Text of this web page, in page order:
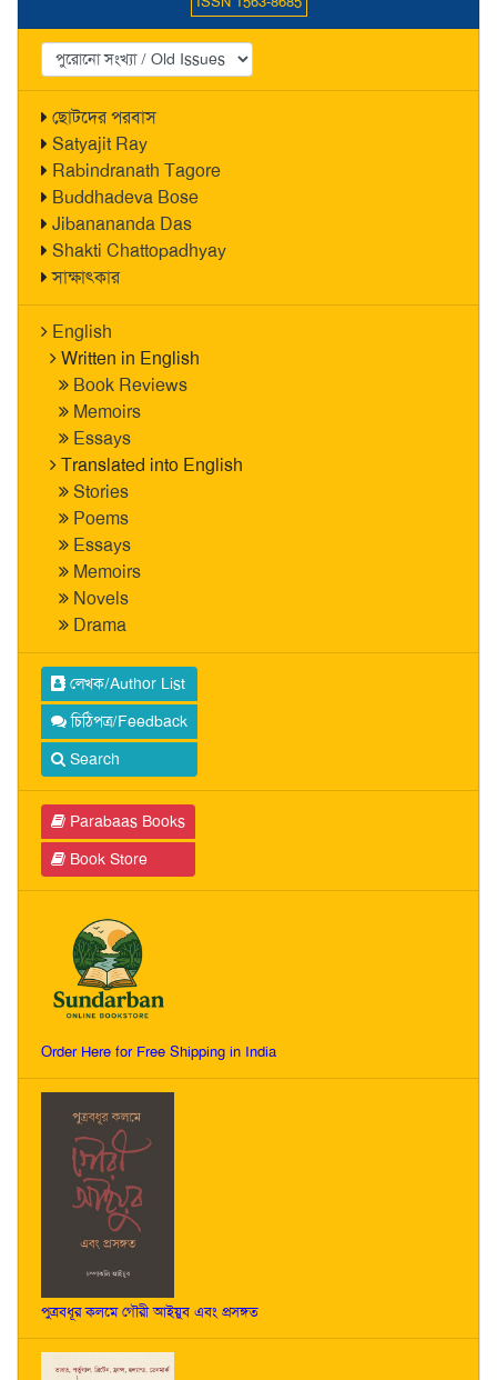
ছোটদের পরবাস
Satyajit Ray
Rabindranath Tagore
Buddhadeva Bose
Jibanananda Das
Shakti Chattopadhyay
সাক্ষাৎকার
English
Written in English
Book Reviews
Memoirs
Essays
Translated into English
Stories
Poems
Essays
Memoirs
Novels
Drama
লেখক/Author List
চিঠিপত্র/Feedback
Search
Parabaas Books
Book Store
Order Here for Free Shipping in India
পুত্রবধূর কলমে গৌরী আইয়ুব এবং প্রসঙ্গত